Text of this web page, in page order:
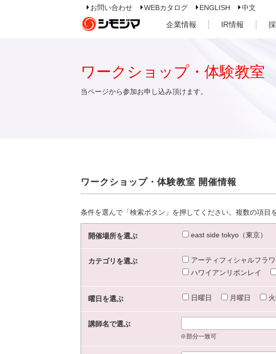
お問い合わせ WEBカタログ ENGLISH 中文
企業情報 IR情報
ワークショップ・体験教室
当ページから参加お申し込み頂けます。
ワークショップ・体験教室 開催情報
条件を選んで「検索ボタン」を押してください。複数の項目
開催場所を選ぶ east side tokyo（東京）
カテゴリを選ぶ アーティフィシャルフラ
ハワイアンリボンレイ
曜日を選ぶ 日曜日 月曜日
講師名で選ぶ
※部分一致可